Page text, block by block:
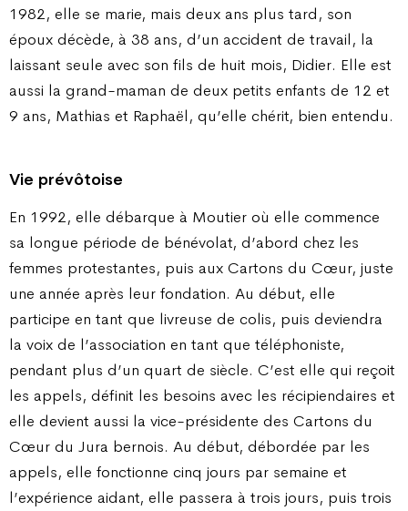
1982, elle se marie, mais deux ans plus tard, son
époux décède, à 38 ans, d’un accident de travail, la
laissant seule avec son fils de huit mois, Didier. Elle est
aussi la grand-maman de deux petits enfants de 12 et
9 ans, Mathias et Raphaël, qu’elle chérit, bien entendu.
Vie prévôtoise
En 1992, elle débarque à Moutier où elle commence
sa longue période de bénévolat, d’abord chez les
femmes protestantes, puis aux Cartons du Cœur, juste
une année après leur fondation. Au début, elle
participe en tant que livreuse de colis, puis deviendra
la voix de l’association en tant que téléphoniste,
pendant plus d’un quart de siècle. C’est elle qui reçoit
les appels, définit les besoins avec les récipiendaires et
elle devient aussi la vice-présidente des Cartons du
Cœur du Jura bernois. Au début, débordée par les
appels, elle fonctionne cinq jours par semaine et
l’expérience aidant, elle passera à trois jours, puis trois